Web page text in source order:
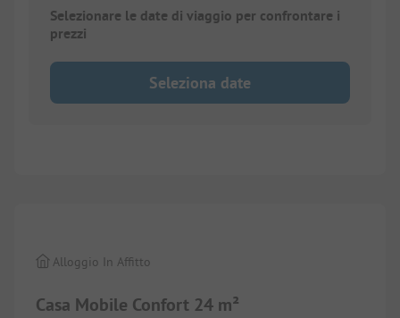
Selezionare le date di viaggio per confrontare i
prezzi
Seleziona date
Casa Mobile Confort 24 m²
Alloggio In Affitto